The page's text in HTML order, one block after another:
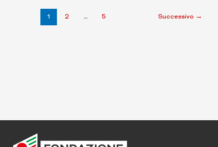
1 2 … 5 Successivo →